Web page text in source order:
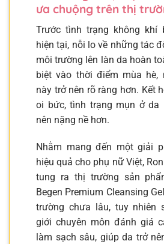
ưa chuộng trên thị
Trước tình trạng không khí
hiện tại, nỗi lo về những tác
môi trường lên làn da hoàn
biệt vào thời điểm mùa hè,
này trở nên rõ ràng hơn. Kết
oi bức, tình trạng mụn ở da
nên nặng nề hơn.
Nhằm mang đến một giải
hiệu quả cho phụ nữ Việt,
tung ra thị trường sản
Begen Premium Cleansing
trường chưa lâu, tuy nhiên
giới chuyên môn đánh giá
làm sạch sâu, giúp da trở